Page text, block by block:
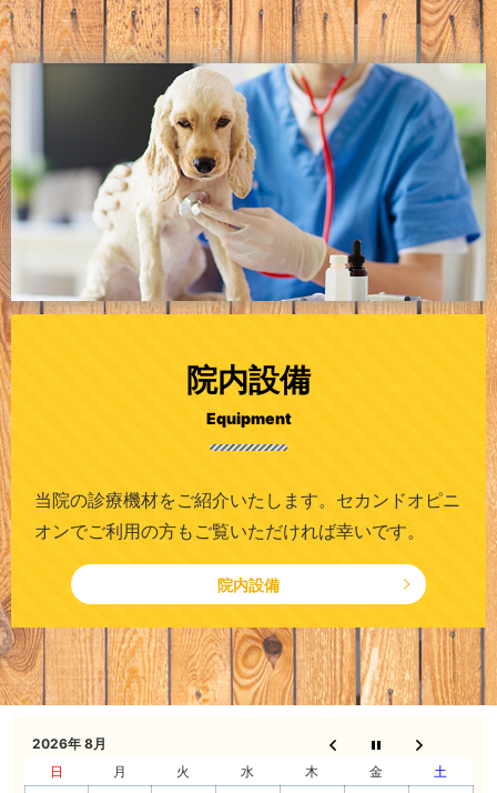
院内設備
Equipment
当院の診療機材をご紹介いたします。セカンドオピニ
オンでご利用の方もご覧いただければ幸いです。
院内設備
2026年 8月
日
月 火 水 木 金
土